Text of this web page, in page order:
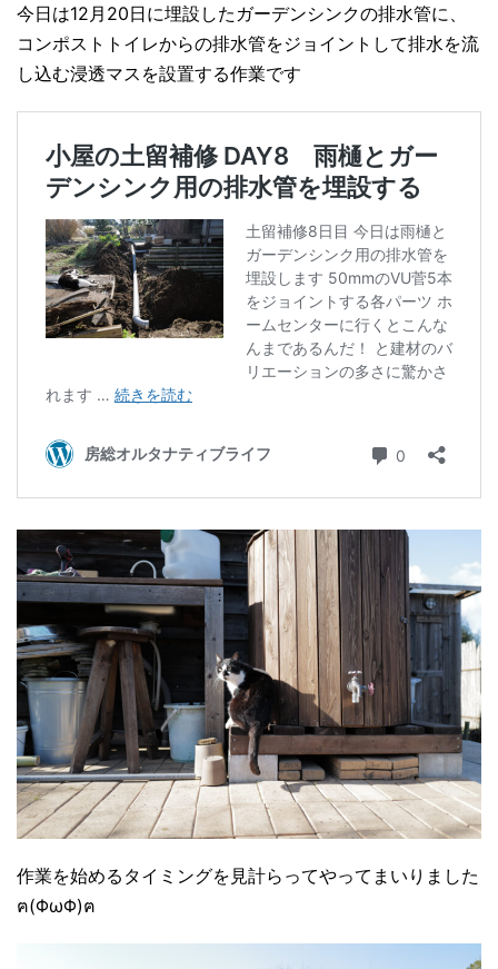
今日は12月20日に埋設したガーデンシンクの排水管に、
コンポストトイレからの排水管をジョイントして排水を流
し込む浸透マスを設置する作業です
作業を始めるタイミングを見計らってやってまいりました
ฅ(ΦωΦ)ฅ